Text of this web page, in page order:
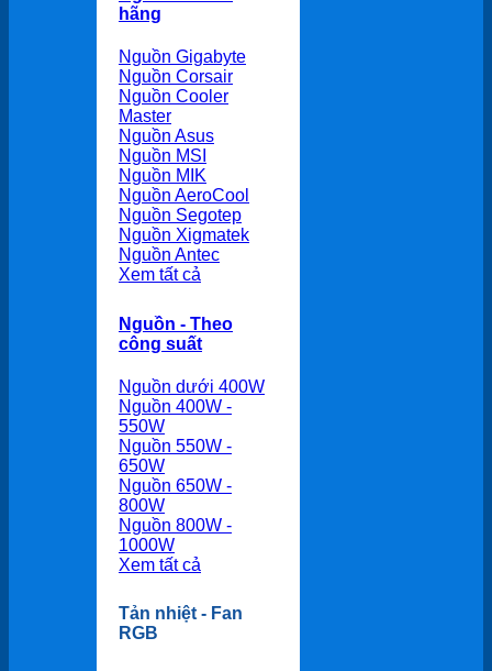
hãng
Nguồn Gigabyte
Nguồn Corsair
Nguồn Cooler
Master
Nguồn Asus
Nguồn MSI
Nguồn MIK
Nguồn AeroCool
Nguồn Segotep
Nguồn Xigmatek
Nguồn Antec
Xem tất cả
Nguồn - Theo
công suất
Nguồn dưới 400W
Nguồn 400W -
550W
Nguồn 550W -
650W
Nguồn 650W -
800W
Nguồn 800W -
1000W
Xem tất cả
Tản nhiệt - Fan
RGB